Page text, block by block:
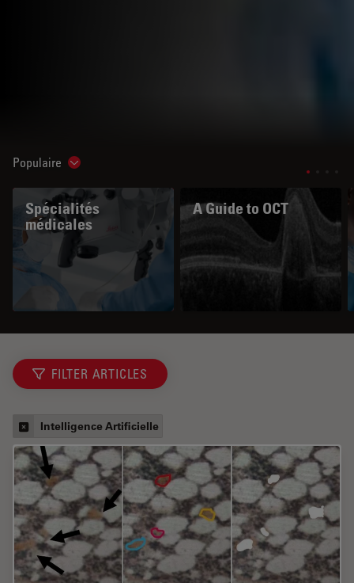
Populaire Show subnavigation
Spécialités
médicales
A Guide to OCT
FILTER ARTICLES
Intelligence Artificielle